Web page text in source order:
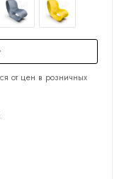
от цен в розничных